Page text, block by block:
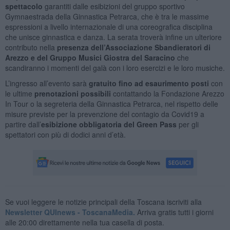
spettacolo garantiti dalle esibizioni del gruppo sportivo
Gymnaestrada della Ginnastica Petrarca, che è tra le massime
espressioni a livello internazionale di una coreografica disciplina
che unisce ginnastica e danza. La serata troverà infine un ulteriore
contributo nella presenza dell’Associazione Sbandieratori di
Arezzo e del Gruppo Musici Giostra del Saracino che
scandiranno i momenti del galà con i loro esercizi e le loro musiche.
L’ingresso all’evento sarà gratuito fino ad esaurimento posti con
le ultime prenotazioni possibili contattando la Fondazione Arezzo
In Tour o la segreteria della Ginnastica Petrarca, nel rispetto delle
misure previste per la prevenzione del contagio da Covid19 a
partire dall’esibizione obbligatoria del Green Pass per gli
spettatori con più di dodici anni d’età.
Se vuoi leggere le notizie principali della Toscana iscriviti alla
Newsletter QUInews - ToscanaMedia. Arriva gratis tutti i giorni
alle 20:00 direttamente nella tua casella di posta.